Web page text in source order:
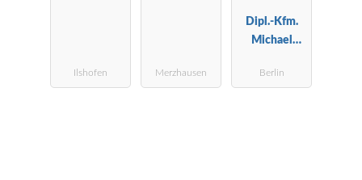
Ilshofen Merzhausen
Dipl.-Kfm.
Michael
Steuerberater
Berlin